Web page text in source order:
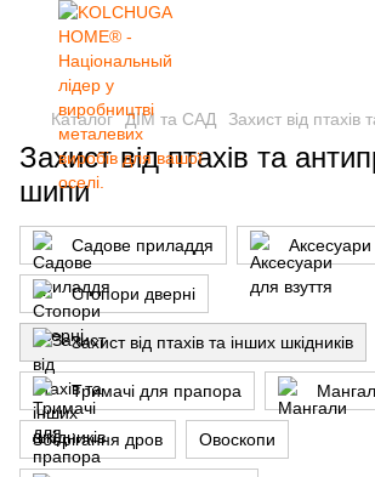
Каталог ДІМ та САД Захист від птахів
Захист від птахів та
шипи
Садове приладдя Аксесуари
Стопори дверні
Захист від птахів та інших шкідників
Тримачі для прапора
Зберігання дров Овоскопи